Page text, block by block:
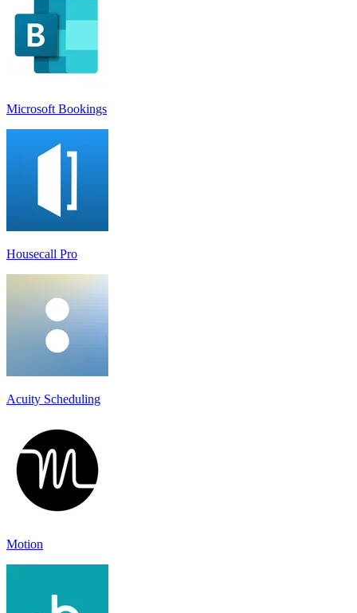
Microsoft Bookings
Housecall Pro
Acuity Scheduling
Motion